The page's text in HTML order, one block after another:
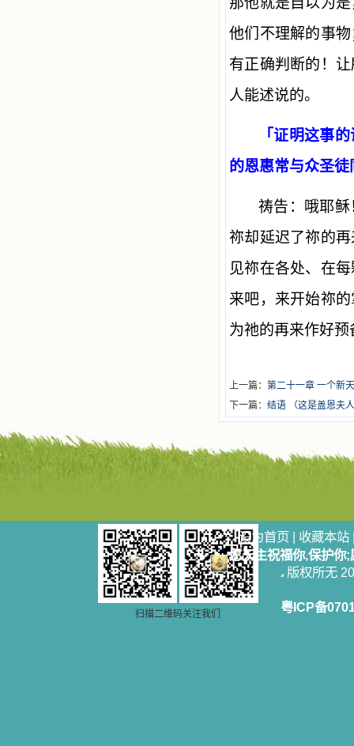
他们不理解的事
有正确判断的！
人能述说的。
「证明这事
的恩惠常与众圣
祷告：哦耶
祢却延迟了祢的
见祢在各处、在
来吧，来开始祢
为祂的再来作好预
上一篇： 第二十一章 一个新
下一篇： 结语 （这是盖恩夫
扫描二维码关注我们
设为首页 | 收藏本站
愿天主祝福你,保护你
版权所无
粤ICP备